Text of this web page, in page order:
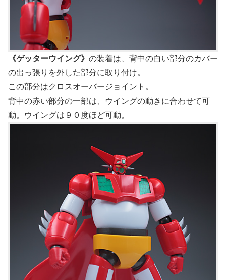
《ゲッターウイング》 の装着は、背中の白い部分のカバー
の出っ張りを外した部分に取り付け。
この部分はクロスオーバージョイント。
背中の赤い部分の一部は、ウイングの動きに合わせて可
動。ウイングは９０度ほど可動。